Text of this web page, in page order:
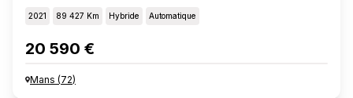
2021 89 427 Km Hybride Automatique
20 590 €
Mans (72)